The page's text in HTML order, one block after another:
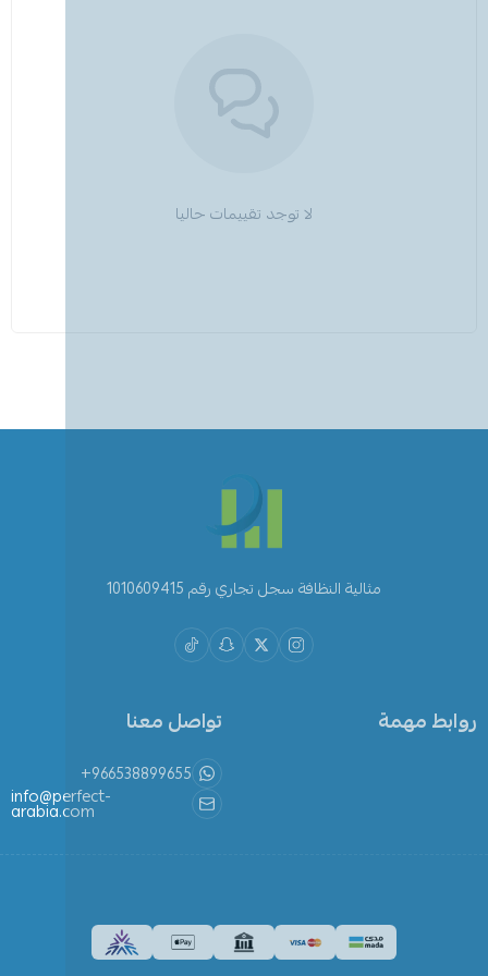
لا توجد تقييمات حاليا
مثالية النظافة سجل تجاري رقم 1010609415
روابط مهمة تواصل معنا
+966538899655
info@perfect-
arabia.com